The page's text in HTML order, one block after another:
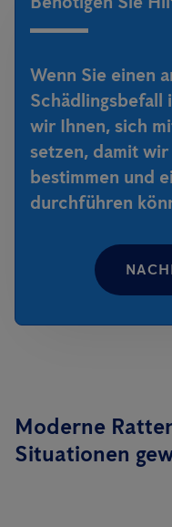
Wenn Sie einen
Schädlingsbefall
wir Ihnen, sich
setzen, damit
bestimmen und
durchführen
Moderne
Situationen